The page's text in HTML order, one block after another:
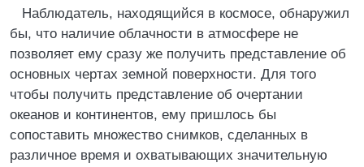
Наблюдатель, находящийся в космосе, обнаружил
бы, что наличие облачности в атмосфере не
позволяет ему сразу же получить представление об
основных чертах земной поверхности. Для того
чтобы получить представление об очертании
океанов и континентов, ему пришлось бы
сопоставить множество снимков, сделанных в
различное время и охватывающих значительную